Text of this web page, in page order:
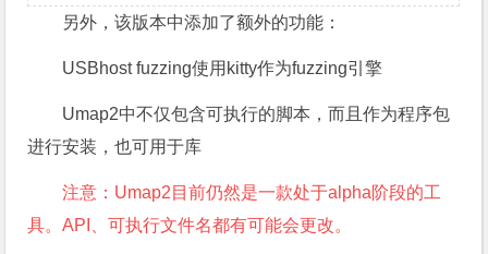
另外，该版本中添加了额外的功能：
USBhost fuzzing使用kitty作为fuzzing引擎
Umap2中不仅包含可执行的脚本，而且作为程序包
进行安装，也可用于库
注意：Umap2目前仍然是一款处于alpha阶段的工
具。API、可执行文件名都有可能会更改。